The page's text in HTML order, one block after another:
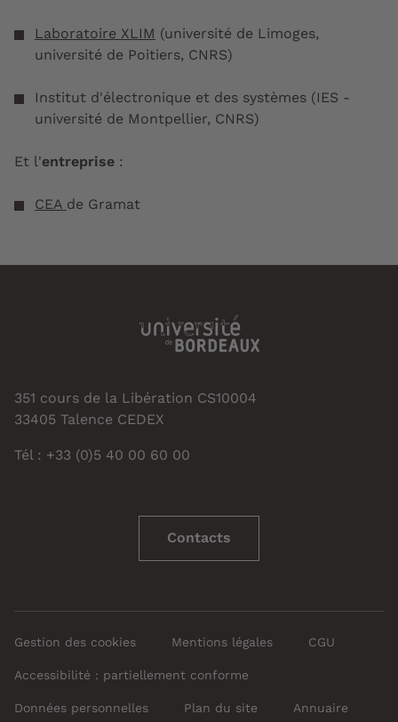
Laboratoire XLIM (université de Limoges,
université de Poitiers, CNRS)
Institut d'électronique et des systèmes (IES -
université de Montpellier, CNRS)
Et l'entreprise :
CEA de Gramat
351 cours de la Libération CS10004
33405 Talence CEDEX
Tél : +33 (0)5 40 00 60 00
Contacts
Gestion des cookies Mentions légales CGU
Accessibilité : partiellement conforme
Données personnelles Plan du site Annuaire